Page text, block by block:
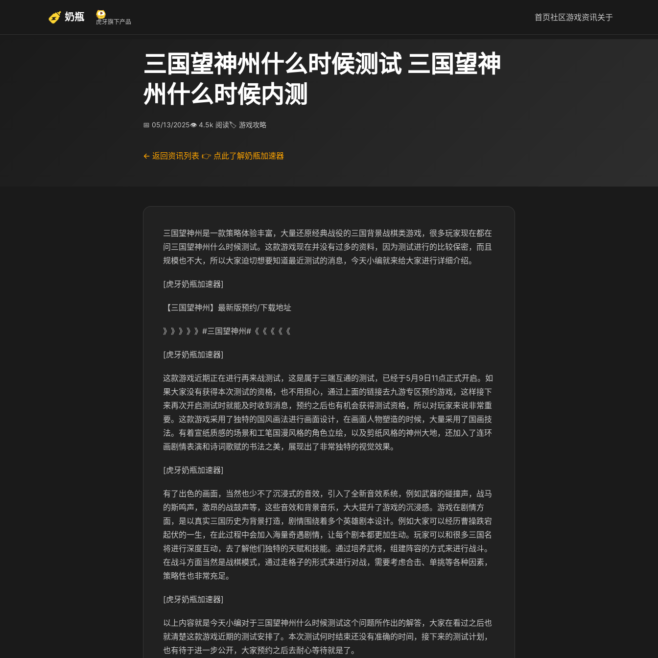
奶瓶 虎牙旗下产品 首页社区游戏资讯关于
三国望神州什么时候测试 三国望神
州什么时候内测
📅 05/13/2025👁 4.5k 阅读🏷 游戏攻略
← 返回资讯列表 👉 点此了解奶瓶加速器
三国望神州是一款策略体验丰富，大量还原经典战役的三国背景战棋类游戏，很多玩家现在都在
问三国望神州什么时候测试。这款游戏现在并没有过多的资料，因为测试进行的比较保密，而且
规模也不大，所以大家迫切想要知道最近测试的消息，今天小编就来给大家进行详细介绍。
[虎牙奶瓶加速器]
【三国望神州】最新版预约/下载地址
》》》》》#三国望神州#《《《《《
[虎牙奶瓶加速器]
这款游戏近期正在进行再来战测试，这是属于三端互通的测试，已经于5月9日11点正式开启。如
果大家没有获得本次测试的资格，也不用担心，通过上面的链接去九游专区预约游戏，这样接下
来再次开启测试时就能及时收到消息，预约之后也有机会获得测试资格，所以对玩家来说非常重
要。这款游戏采用了独特的国风画法进行画面设计，在画面人物塑造的时候，大量采用了国画技
法。有着宣纸质感的场景和工笔国漫风格的角色立绘，以及剪纸风格的神州大地，还加入了连环
画剧情表演和诗词歌赋的书法之美，展现出了非常独特的视觉效果。
[虎牙奶瓶加速器]
有了出色的画面，当然也少不了沉浸式的音效，引入了全新音效系统，例如武器的碰撞声，战马
的斯鸣声，激昂的战鼓声等，这些音效和背景音乐，大大提升了游戏的沉浸感。游戏在剧情方
面，是以真实三国历史为背景打造，剧情围绕着多个英雄剧本设计。例如大家可以经历曹操跌宕
起伏的一生，在此过程中会加入海量奇遇剧情，让每个剧本都更加生动。玩家可以和很多三国名
将进行深度互动，去了解他们独特的天赋和技能。通过培养武将，组建阵容的方式来进行战斗。
在战斗方面当然是战棋模式，通过走格子的形式来进行对战，需要考虑合击、单挑等各种因素，
策略性也非常充足。
[虎牙奶瓶加速器]
以上内容就是今天小编对于三国望神州什么时候测试这个问题所作出的解答，大家在看过之后也
就清楚这款游戏近期的测试安排了。本次测试何时结束还没有准确的时间，接下来的测试计划，
也有待于进一步公开，大家预约之后去耐心等待就是了。